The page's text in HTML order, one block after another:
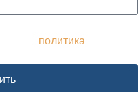
политика